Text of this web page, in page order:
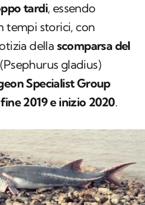
tardi, essendo
tempi storici, con
della scomparsa del
Psephurus gladius)
Specialist Group
fine 2019 e inizio 2020.